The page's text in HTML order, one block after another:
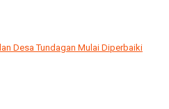
Desa Tundagan Mulai Diperbaiki